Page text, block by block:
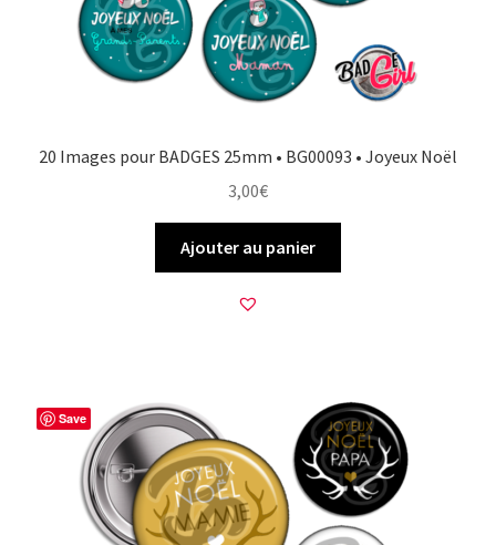
20 Images pour BADGES 25mm • BG00093 • Joyeux Noël
3,00€
Ajouter au panier
Save